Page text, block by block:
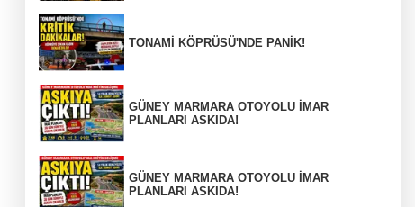
TONAMİ KÖPRÜSÜ'NDE PANİK!
GÜNEY MARMARA OTOYOLU İMAR
PLANLARI ASKIDA!
GÜNEY MARMARA OTOYOLU İMAR
PLANLARI ASKIDA!